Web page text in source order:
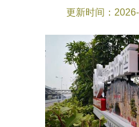
更新时间：